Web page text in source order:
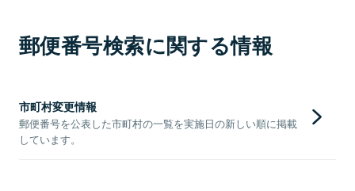
郵便番号検索に関する情報
市町村変更情報
郵便番号を公表した市町村の一覧を実施日の新しい順に掲載
しています。